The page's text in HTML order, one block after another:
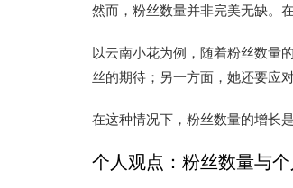
然而，粉丝数量并非完美无缺。
以云南小花为例，随着粉丝数量
丝的期待；另一方面，她还要应
在这种情况下，粉丝数量的增长
个人观点：粉丝数量与